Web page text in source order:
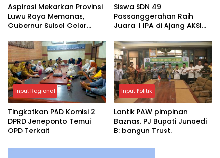
Aspirasi Mekarkan Provinsi
Luwu Raya Memanas,
Gubernur Sulsel Gelar
Kepala Daerah
Siswa SDN 49
Passanggerahan Raih
Juara ll IPA di Ajang AKSI
Input Regional
Tingkatkan PAD Komisi 2
DPRD Jeneponto Temui
OPD Terkait
Input Politik
Lantik PAW pimpinan
Baznas. PJ Bupati Junaedi
B: bangun Trust.